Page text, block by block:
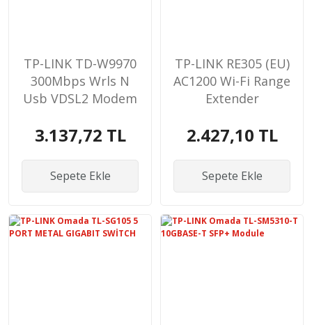
TP-LINK TD-W9970
300Mbps Wrls N
Usb VDSL2 Modem
3.137,72 TL
Sepete Ekle
TP-LINK RE305 (EU)
AC1200 Wi-Fi Range
Extender
2.427,10 TL
Sepete Ekle